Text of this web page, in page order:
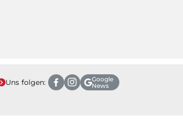
Uns folgen:
Google
News